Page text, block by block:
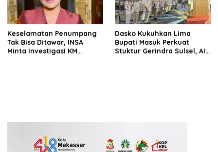
Keselamatan Penumpang
Tak Bisa Ditawar, INSA
Minta Investigasi KM
Dasko Kukuhkan Lima
Bupati Masuk Perkuat
Stuktur Gerindra Sulsel, AIA